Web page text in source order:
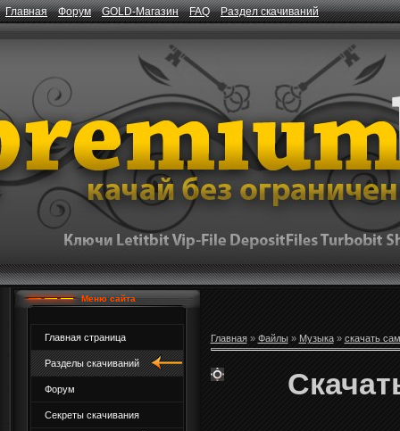
Главная Форум GOLD-Магазин FAQ Раздел скачиваний
Меню сайта
Главная страница
Разделы скачиваний
Форум
Секреты скачивания
Главная» Файлы» Музыка» скачать